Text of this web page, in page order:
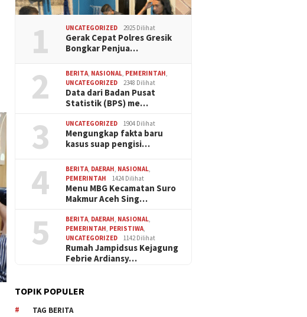
1 UNCATEGORIZED 2925 Dilihat
Gerak Cepat Polres Gresik
Bongkar Penjua…
2 BERITA NASIONAL PEMERINTAH
UNCATEGORIZED
2348 Dilihat
Data dari Badan Pusat
Statistik (BPS) me…
3 UNCATEGORIZED 1904 Dilihat
Mengungkap fakta baru
kasus suap pengisi…
4 BERITA DAERAH NASIONAL
PEMERINTAH
1424 Dilihat
Menu MBG Kecamatan Suro
Makmur Aceh Sing…
5 BERITA DAERAH NASIONAL
PEMERINTAH PERISTIWA
UNCATEGORIZED
1142 Dilihat
Rumah Jampidsus Kejagung
Febrie Ardiansy…
TOPIK POPULER
TAG BERITA